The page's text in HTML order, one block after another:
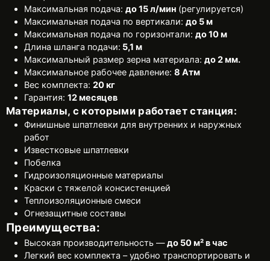
Максимальная подача: до 15 л/мин (регулируется)
Максимальная подача по вертикали: до 5 м
Максимальная подача по горизонтали: до 10 м
Длина шланга подачи: 5,1 м
Максимальный размер зерна материала: до 2 мм.
Максимальное рабочее давление: 8 Атм
Вес комплекта: 20 кг
Гарантия: 12 месяцев
Материалы, с которыми работает станция:
Финишные шпатлевки для внутренних и наружных
работ
Известковые шпатлевки
Побелка
Гидроизоляционные материалы
Краски с тяжелой консистенцией
Теплоизоляционные смеси
Огнезащитные составы
Преимущества:
Высокая производительность — до 50 м² в час
Легкий вес комплекта – удобно транспортировать и